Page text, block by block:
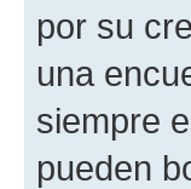
por su
una
siempre
pueden